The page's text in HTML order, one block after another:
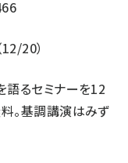
12/20）
語るセミナーを12
。基調講演はみず